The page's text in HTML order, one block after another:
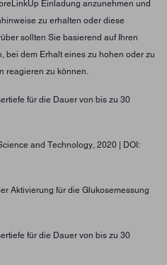
Einladung anzunehmen und
zu erhalten oder diese
sollten Sie basierend auf Ihren
bei dem Erhalt eines zu hohen oder zu
reagieren zu können.
für die Dauer von bis zu 30
and Technology, 2020 | DOI:
Aktivierung für die Glukosemessung
für die Dauer von bis zu 30